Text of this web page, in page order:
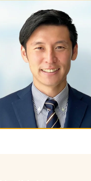
みよう！